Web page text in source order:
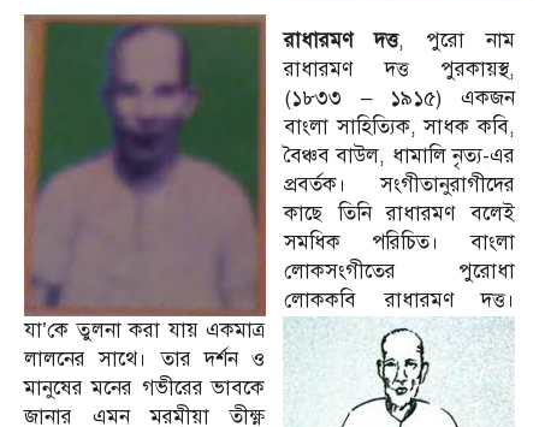
রাধারমণ দত্ত, পুরো নাম
রাধারমণ দত্ত পুরকায়স্থ,
(১৮৩৩ – ১৯১৫) একজন
বাংলা সাহিত্যিক, সাধক কবি,
বৈঞ্চব বাউল, ধামালি নৃত্য-এর
প্রবর্তক। সংগীতানুরাগীদের
কাছে তিনি রাধারমণ বলেই
সমধিক পরিচিত। বাংলা
লোকসংগীতের পুরোধা
লোককবি রাধারমণ দত্ত।
যা’কে তুলনা করা যায় একমাত্র
লালনের সাথে। তার দর্শন ও
মানুষের মনের গভীরের ভাবকে
জানার এমন মরমীয়া তীক্ষ্ণ